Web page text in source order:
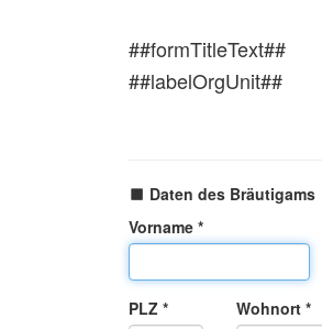
##formTitleText##
##labelOrgUnit##
Daten des Bräutigams
Vorname *
PLZ * Wohnort *